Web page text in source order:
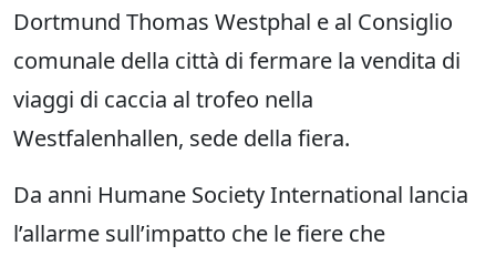
Dortmund Thomas Westphal e al Consiglio
comunale della città di fermare la vendita di
viaggi di caccia al trofeo nella
Westfalenhallen, sede della fiera.
Da anni Humane Society International lancia
l’allarme sull’impatto che le fiere che